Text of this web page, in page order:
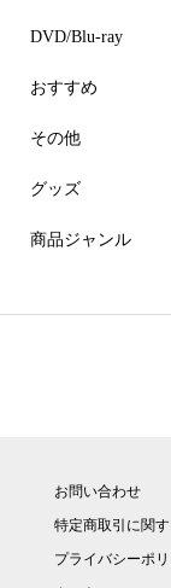
DVD/Blu-ray
おすすめ
その他
グッズ
商品ジャンル
お問い合わせ
特定商取引に関
プライバシーポ